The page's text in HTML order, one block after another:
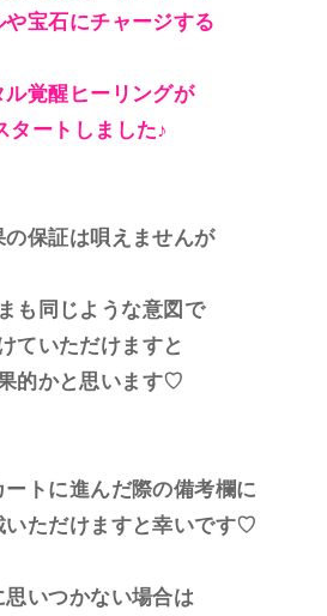
宝石にチャージする
ル覚醒ヒーリングが
タートしました♪
の保証は唄えませんが
も同じような意図で
ていただけますと
的かと思います♡
ートに進んだ際の備考欄に
いただけますと幸いです♡
思いつかない場合は